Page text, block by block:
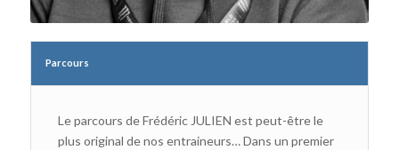
Parcours
Le parcours de Frédéric JULIEN est peut-être le
plus original de nos entraineurs… Dans un premier